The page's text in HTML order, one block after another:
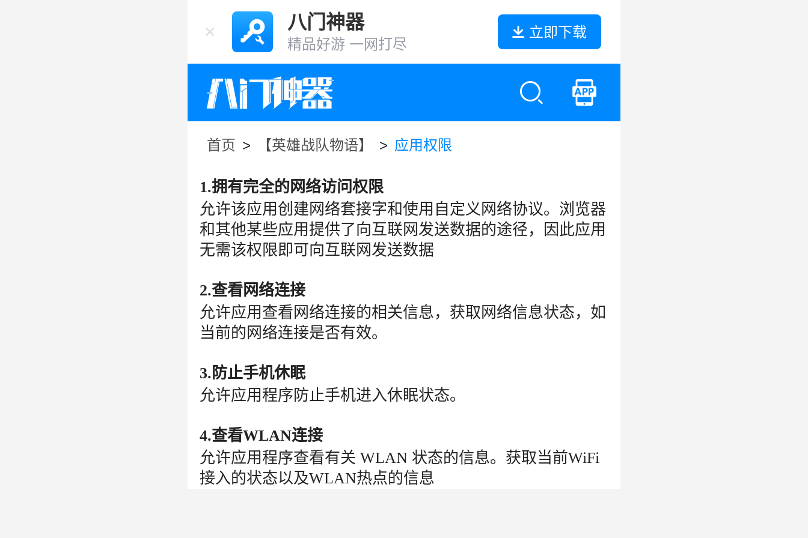
八门神器
精品好游 一网打尽
立即下载
首页 > 【英雄战队物语】 > 应用权限
1.拥有完全的网络访问权限
允许该应用创建网络套接字和使用自定义网络协议。浏览器
和其他某些应用提供了向互联网发送数据的途径，因此应用
无需该权限即可向互联网发送数据
2.查看网络连接
允许应用查看网络连接的相关信息，获取网络信息状态，如
当前的网络连接是否有效。
3.防止手机休眠
允许应用程序防止手机进入休眠状态。
4.查看WLAN连接
允许应用程序查看有关 WLAN 状态的信息。获取当前WiFi
接入的状态以及WLAN热点的信息